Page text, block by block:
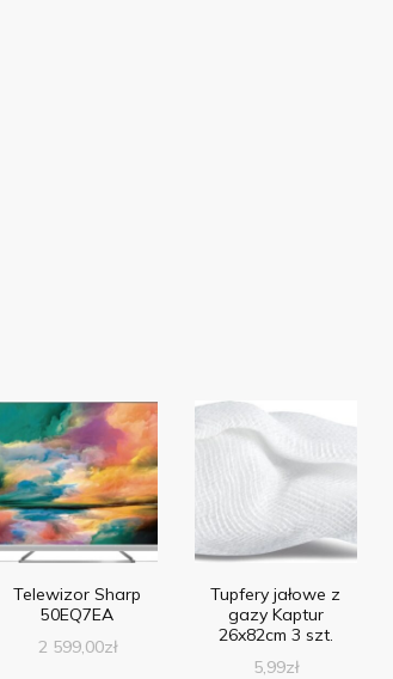
Telewizor Sharp
50EQ7EA
2 599,00zł
Tupfery jałowe z
gazy Kaptur
26x82cm 3 szt.
5,99zł